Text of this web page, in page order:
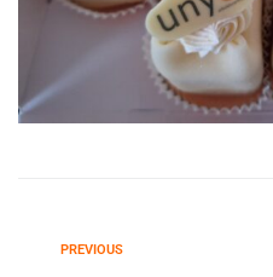
PREVIOUS